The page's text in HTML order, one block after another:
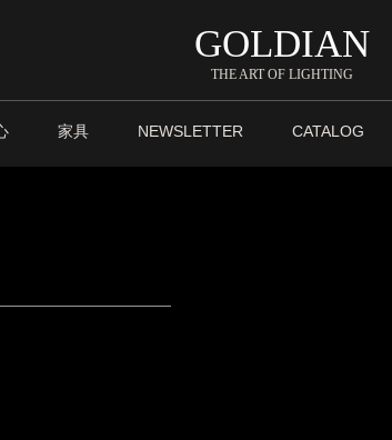
GOLDIAN
THE ART OF LIGHTING
家具 NEWSLETTER CATALOG